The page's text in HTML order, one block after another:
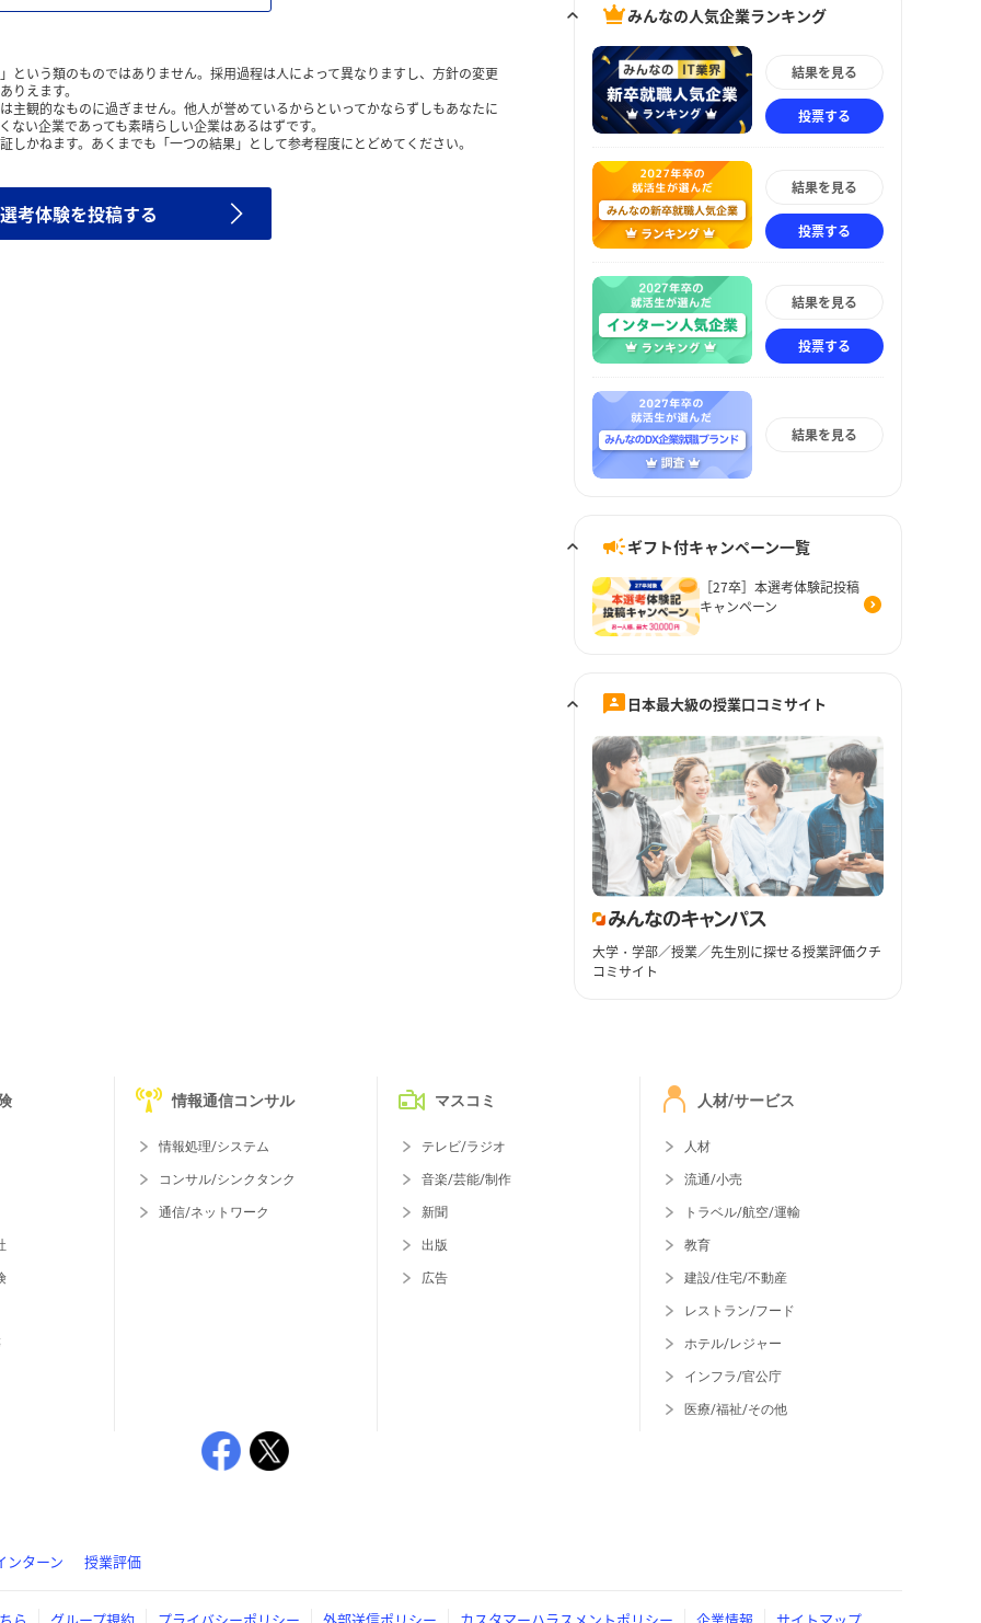
という類のものではありません。採用過程は人によって異なりますし、方針の変更
りえます。
主観的なものに過ぎません。他人が誉めているからといってかならずしもあなたに
い企業であっても素晴らしい企業はあるはずです。
かねます。あくまでも「一つの結果」として参考程度にとどめてください。
考体験を投稿する
みんなの人気企業ランキング
結果を見る
投票する
結果を見る
投票する
結果を見る
投票する
結果を見る
ギフト付キャンペーン一覧
［27卒］本選考体験記投稿
キャンペーン
日本最大級の授業口コミサイト
大学・学部／授業／先生別に探せる授業評価クチ
コミサイト
情報通信コンサル
情報処理/システム
コンサル/シンクタンク
通信/ネットワーク
マスコミ
テレビ/ラジオ
音楽/芸能/制作
新聞
出版
広告
人材/サービス
人材
流通/小売
トラベル/航空/運輸
教育
建設/住宅/不動産
レストラン/フード
ホテル/レジャー
インフラ/官公庁
医療/福祉/その他
ンターン 授業評価